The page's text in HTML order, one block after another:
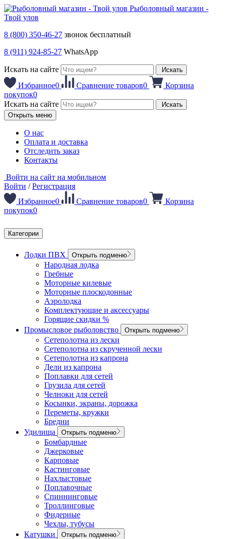
Рыболовный магазин -
Твой улов
8 (800) 350-46-27 звонок бесплатный
8 (911) 924-85-27 WhatsApp
Искать на сайте Искать
Избранное0 Сравнение товаров0
Корзина
покупок0
Искать на сайте
Искать
Открыть меню
О нас
Оплата и доставка
Отследить заказ
Контакты
Войти на сайт на мобильном
Войти /Регистрация
Избранное0 Сравнение товаров0
Корзина
покупок0
Категории
Лодки ПВХ Открыть подменю
Народная лодка
Гребные
Моторные килевые
Моторные плоскодонные
Аэролодка
Комплектующие и аксессуары
Горящие скидки %
Промысловое рыболовство
Открыть подменю
Сетеполотна из лески
Сетеполотна из скрученной лески
Сетеполотна из капрона
Дели из капрона
Поплавки для сетей
Грузила для сетей
Челноки для сетей
Косынки, экраны, дорожка
Переметы, кружки
Бредни
Удилища
Открыть подменю
Бомбардные
Джерковые
Карповые
Кастинговые
Нахлыстовые
Поплавочные
Спиннинговые
Троллинговые
Фидерные
Чехлы, тубусы
Катушки
Открыть подменю